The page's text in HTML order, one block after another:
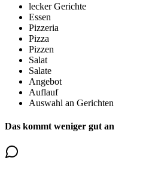
lecker Gerichte
Essen
Pizzeria
Pizza
Pizzen
Salat
Salate
Angebot
Auflauf
Auswahl an Gerichten
Das kommt weniger gut an